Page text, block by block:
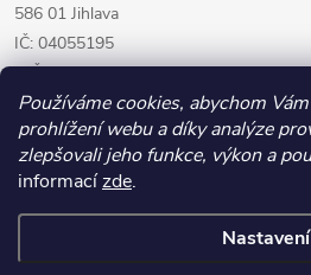
Používáme cookies, abychom
prohlížení webu a díky analýze
zlepšovali jeho funkce, výkon a
informacízde.
Nastavení
586 01 Jihlava
IČ: 04055195
DIČ: CZ04055195